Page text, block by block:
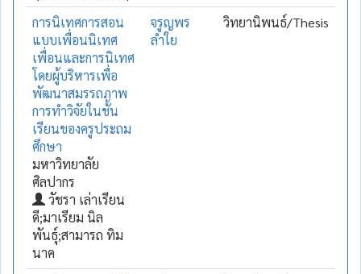
การนิเทศการสอน
แบบเพื่อนนิเทศ
เพื่อนและการนิเทศ
โดยผู้บริหารเพื่อ
พัฒนาสมรรถภาพ
การทำวิจัยในชั้น
เรียนของครูประถม
ศึกษา
มหาวิทยาลัย
ศิลปากร
วัชรา เล่าเรียน
ดี;มาเรียม นิล
พันธุ์;สามารถ ทิม
นาค
จรูญพร
ลำใย
วิทยานิพนธ์/Thesis